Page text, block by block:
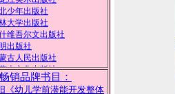
江美术出版社
少年出版社
大学出版社
维吾尔文出版社
出版社
古人民出版社
古文化出版社
销品牌书目：
《幼儿学前潜能开发整体